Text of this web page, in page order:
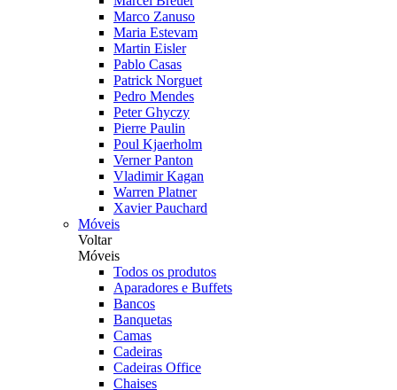
Marco Zanuso
Maria Estevam
Martin Eisler
Pablo Casas
Patrick Norguet
Pedro Mendes
Peter Ghyczy
Pierre Paulin
Poul Kjaerholm
Verner Panton
Vladimir Kagan
Warren Platner
Xavier Pauchard
Móveis
Voltar
Móveis
Todos os produtos
Aparadores e Buffets
Bancos
Banquetas
Camas
Cadeiras
Cadeiras Office
Chaises